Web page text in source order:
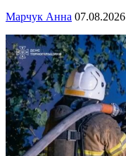
Марчук Анна 07.08.2026